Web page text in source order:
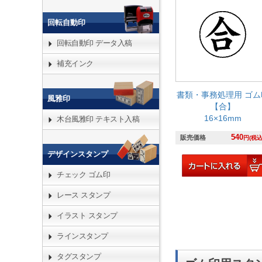
書類・事務処理用 ゴ
【合】
16×16mm
販売価格 540円(税
回転自動印
回転自動印 データ入稿
補充インク
風雅印
木台風雅印 テキスト入稿
デザインスタンプ
チェック ゴム印
レース スタンプ
イラスト スタンプ
ラインスタンプ
タグスタンプ